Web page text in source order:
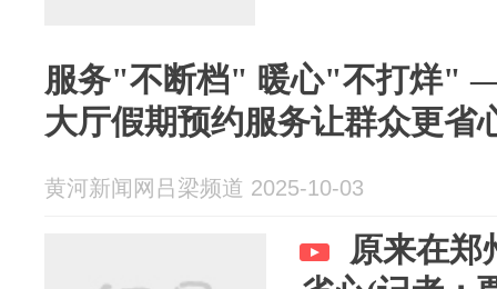
服务"不断档" 暖心"不打烊"
大厅假期预约服务让群众更省
黄河新闻网吕梁频道 2025-10-03
原来在郑